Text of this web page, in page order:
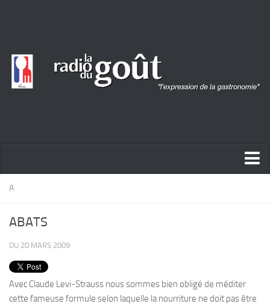
ACTUALITÉ
PRODUITS
RECETTES
A
ABATS
DU 20 MARS 2009
Avec Claude Levi-Strauss nous sommes bien obligé de méditer
cette fameuse formule selon laquelle la nourriture ne doit pas être